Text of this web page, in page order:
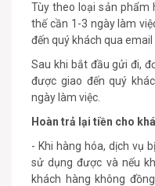
Tùy theo loại sản phẩm
thế cần 1-3 ngày làm
đến quý khách qua
Sau khi bắt đầu gửi đi,
được giao đến quý
ngày làm việc.
Hoàn trả lại tiền cho
- Khi hàng hóa, dịch vụ
sử dụng được và nếu
khách hàng không